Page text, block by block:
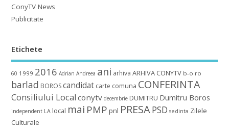
ConyTV News
Publicitate
Etichete
60 1999 2016 Adrian Andreea ani arhiva ARHIVA CONYTV b-o.ro
barlad BOROScandidat carte comuna CONFERINTA
Consiliului Local conytv decembrie DUMITRU Dumitru Boros
independent LA local mai PMP pnl PRESAPSD sedinta Zilele
Culturale